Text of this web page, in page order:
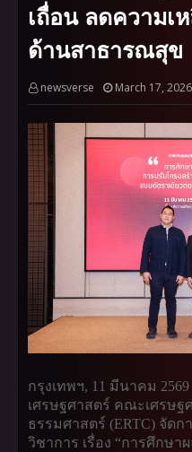
เถื่อน ลดความเ
ด้านสาธารณสุข
newsverse March 17, 2026
กรุงเทพฯ, 11 มีนาคม
เศรษฐศาสตร์ คณะเศรษฐ
ธรรมศาสตร์ (ERTC) จัด
วิชาการ เรื่อง “การศึกษา